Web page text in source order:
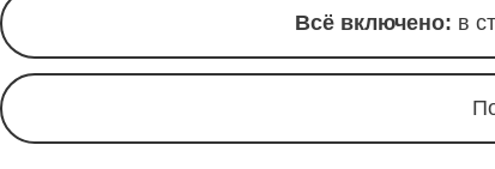
Всё включено: в